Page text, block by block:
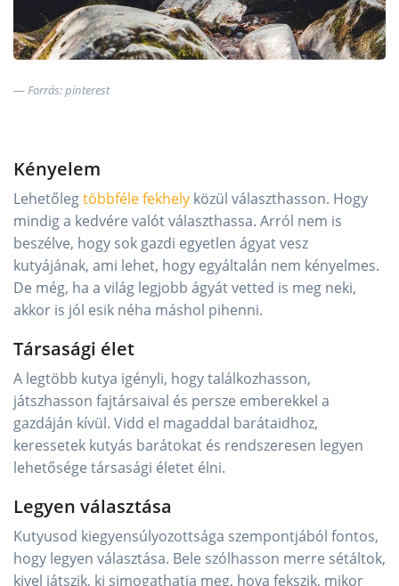
Forrás: pinterest
Kényelem
Lehetőlegtöbbféle fekhely közül választhasson. Hogy
mindig a kedvére valót választhassa. Arról nem is
beszélve, hogy sok gazdi egyetlen ágyat vesz
kutyájának, ami lehet, hogy egyáltalán nem kényelmes.
De még, ha a világ legjobb ágyát vetted is meg neki,
akkor is jól esik néha máshol pihenni.
Társasági élet
A legtöbb kutya igényli, hogy találkozhasson,
játszhasson fajtársaival és persze emberekkel a
gazdáján kívül. Vidd el magaddal barátaidhoz,
keressetek kutyás barátokat és rendszeresen legyen
lehetősége társasági életet élni.
Legyen választása
Kutyusod kiegyensúlyozottsága szempontjából fontos,
hogy legyen választása. Bele szólhasson merre sétáltok,
kivel játszik, ki simogathatja meg, hova fekszik, mikor